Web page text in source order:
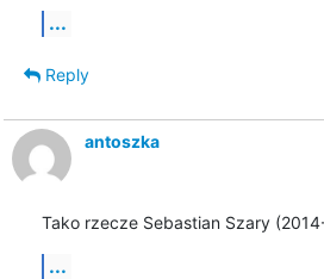
...
Reply
antoszka
Tako rzecze Sebastian Szary
...